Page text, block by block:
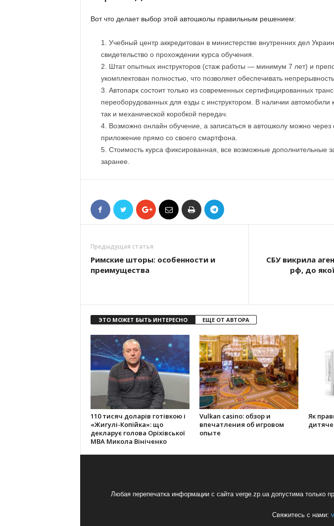
Вот что делает выбор этой автошколы правильным решением:
Учебный центр аккредитован в министерстве внутренних дел
свидетельство о прохождении курса обучения.
Штат опытных инструкторов (стаж работы — минимум 7 лет) и
укомплектован полностью, что позволяет обеспечивать
Автопарк состоит только из современных сертифицированных
переоборудованных для езды с инструктором. В наличии автомобили
так и механической коробкой передач.
Возможно онлайн обучение, а записаться в автошколу можно через
приложение прямо со своего смартфона.
Стоимость курса фиксированная, все возможные дополнительные
заранее.
Предыдущая статья
Римские шторы: особенности и
преимущества
СБУ викрила
рф, до
ЭТО МОЖЕТ БЫТЬ ИНТЕРЕСНО ЕЩЕ ОТ АВТОРА
110 тисяч доларів готівкою і
«Жигулі-Копійка»: що
декларує голова Оріхівської
МВА Микола Вініченко
Vulkan casino: обзор и
впечатления об игровом
опыте
Як
Любая перепечатка информации с сайта verge.zp.ua допустима только
Свяжитесь с нами: